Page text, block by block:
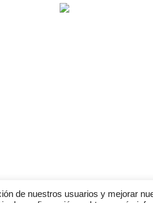
de nuestros usuarios y mejorar